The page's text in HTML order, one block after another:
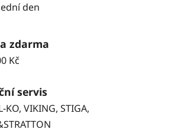
den
zdarma
Kč
servis
KO, VIKING, STIGA,